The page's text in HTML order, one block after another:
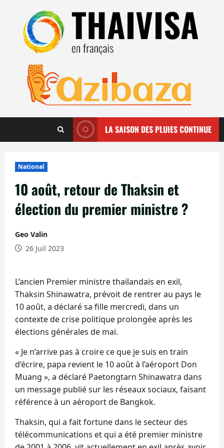
contenu
LA SAISON DES PLUIES CONTINUE
National
10 août, retour de Thaksin et
élection du premier ministre ?
Geo Valin
26 Juil 2023
L’ancien Premier ministre thaïlandais en exil,
Thaksin Shinawatra, prévoit de rentrer au pays le
10 août, a déclaré sa fille mercredi, dans un
contexte de crise politique prolongée après les
élections générales de mai.
« Je n’arrive pas à croire ce que je suis en train
d’écrire, papa revient le 10 août à l’aéroport Don
Muang », a déclaré Paetongtarn Shinawatra dans
un message publié sur les réseaux sociaux, faisant
référence à un aéroport de Bangkok.
Thaksin, qui a fait fortune dans le secteur des
télécommunications et qui a été premier ministre